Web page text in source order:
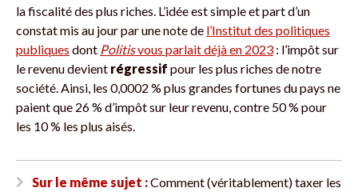
la fiscalité des plus riches. L’idée est simple et part d’un
constat mis au jour par une note de l’Institut des politiques
publiques dont Politisvous parlait déjà en 2023 : l’impôt sur
le revenu devient régressif pour les plus riches de notre
société. Ainsi, les 0,0002 % plus grandes fortunes du pays ne
paient que 26 % d’impôt sur leur revenu, contre 50 % pour
les 10 % les plus aisés.
Sur le même sujet :Comment (véritablement) taxer les